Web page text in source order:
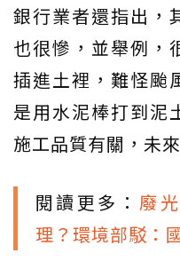
銀行業者還指出，
也很慘，並舉例，
插進土裡，難怪颱
是用水泥棒打到泥
施工品質有關，未
閱讀更多：廢
理？環境部駁：